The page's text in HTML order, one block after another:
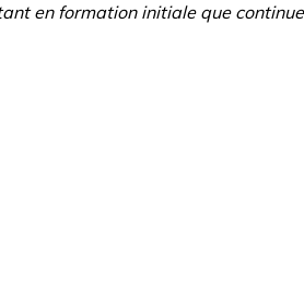
en formation initiale que